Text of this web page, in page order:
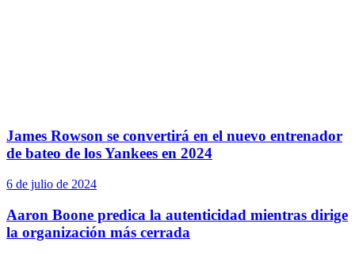
James Rowson se convertirá en el nuevo entrenador
de bateo de los Yankees en 2024
6 de julio de 2024
Aaron Boone predica la autenticidad mientras dirige
la organización más cerrada